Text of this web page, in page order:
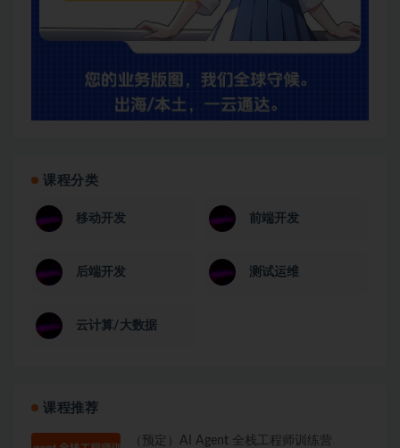
课程分类
移动开发 前端开发
后端开发 测试运维
云计算/大数据
课程推荐
（预定）AI Agent 全栈工程师训练营